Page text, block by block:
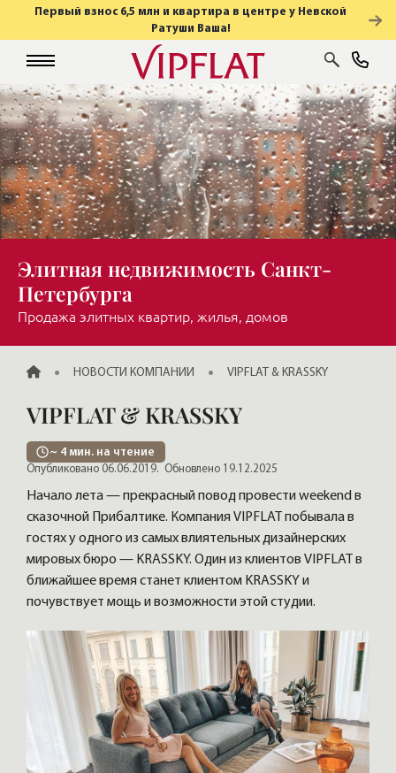
Первый взнос 6,5 млн и квартира в центре у Невской
Ратуши Ваша!
Элитная недвижимость Санкт-
Петербурга
Продажа элитных квартир, жилья, домов
ГЛАВНАЯНОВОСТИ КОМПАНИИ VIPFLAT & KRASSKY
VIPFLAT & KRASSKY
~ 4 мин. на чтение
Опубликовано 06.06.2019. Обновлено 19.12.2025
Начало лета — прекрасный повод провести weekend в
сказочной Прибалтике. Компания VIPFLAT побывала в
гостях у одного из самых влиятельных дизайнерских
мировых бюро — KRASSKY. Один из клиентов VIPFLAT в
ближайшее время станет клиентом KRASSKY и
почувствует мощь и возможности этой студии.